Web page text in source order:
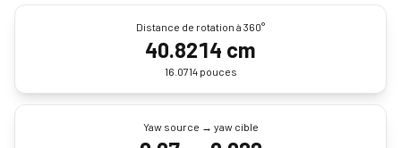
Distance de rotation à 360°
40.8214 cm
16.0714 pouces
Yaw source → yaw cible